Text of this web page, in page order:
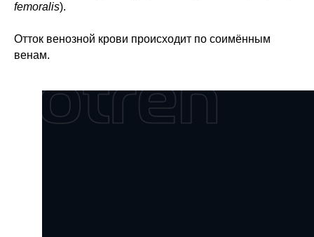
femoralis).
Отток венозной крови происходит по соимённым
венам.